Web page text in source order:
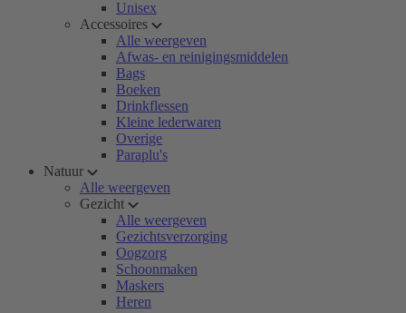
Unisex
Accessoires
Alle weergeven
Afwas- en reinigingsmiddelen
Bags
Boeken
Drinkflessen
Kleine lederwaren
Overige
Paraplu's
Natuur
Alle weergeven
Gezicht
Alle weergeven
Gezichtsverzorging
Oogzorg
Schoonmaken
Maskers
Heren